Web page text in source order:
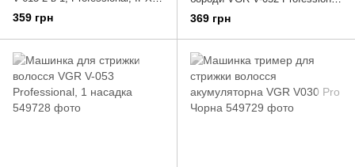
metal
359 грн
1 насадка
369 грн